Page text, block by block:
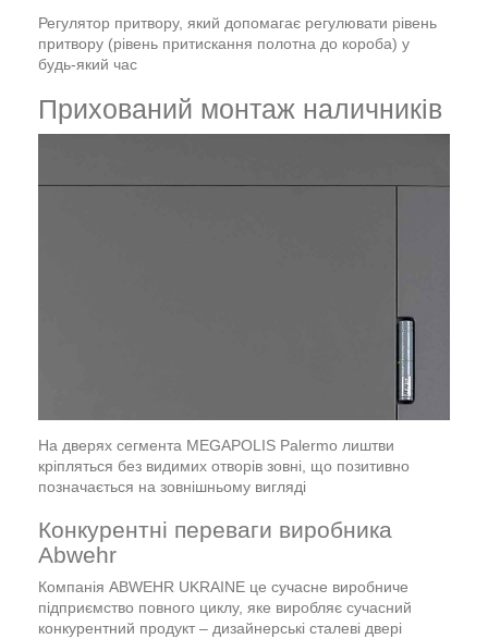
Регулятор притвору, який допомагає регулювати рівень
притвору (рівень притискання полотна до короба) у
будь-який час
Прихований монтаж наличників
На дверях сегмента MEGAPOLIS Palermo лиштви
кріпляться без видимих отворів зовні, що позитивно
позначається на зовнішньому вигляді
Конкурентні переваги виробника
Abwehr
Компанія ABWEHR UKRAINE це сучасне виробниче
підприємство повного циклу, яке виробляє сучасний
конкурентний продукт – дизайнерські сталеві двері